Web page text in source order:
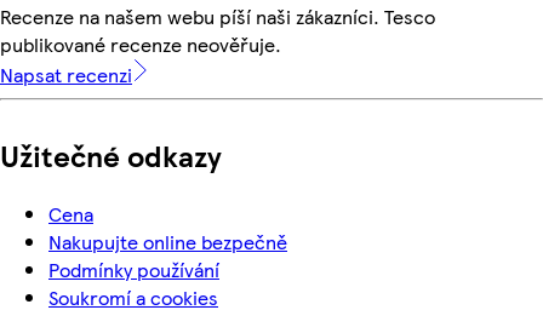
Recenze na našem webu píší naši zákazníci. Tesco
publikované recenze neověřuje.
Napsat recenzi
Užitečné odkazy
Cena
Nakupujte online bezpečně
Podmínky používání
Soukromí a cookies